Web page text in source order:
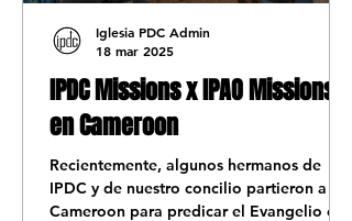
IPDC Missions x IPAO Missions
en Cameroon
Recientemente, algunos hermanos de
IPDC y de nuestro concilio partieron a
Cameroon para predicar el Evangelio en
Iglesia PDC Admin
18 mar 2025